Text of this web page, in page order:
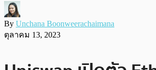
By Unchana Boonweerachaimana
ตุลาคม 13, 2023